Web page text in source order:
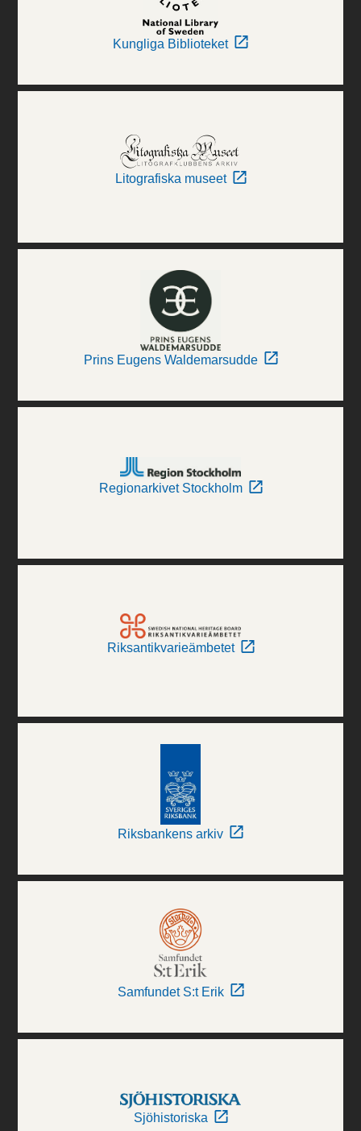
Kungliga Biblioteket
Litografiska museet
Prins Eugens Waldemarsudde
Regionarkivet Stockholm
Riksantikvarieämbetet
Riksbankens arkiv
Samfundet S:t Erik
Sjöhistoriska